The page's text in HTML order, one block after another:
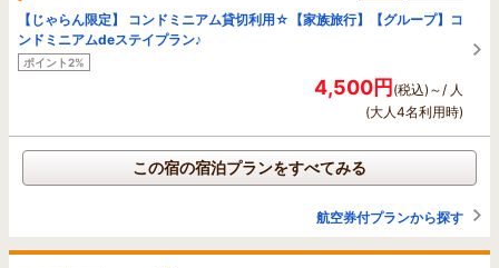
【じゃらん限定】 コンドミニアム貸切利用☆【家族旅行】【グループ】コ
ンドミニアムdeステイプラン♪
ポイント2%
4,500円(税込)～/ 人
(大人4名利用時)
この宿の宿泊プランをすべてみる
航空券付プランから探す